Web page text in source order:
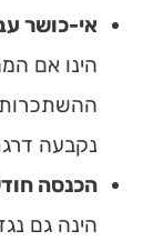
אי-כושר
הינו אם
נקבעה דרגת
הכנסה
הינה גם